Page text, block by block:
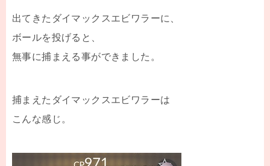
出てきたダイマックスエビワラーに、
ボールを投げると、
無事に捕まえる事ができました。
捕まえたダイマックスエビワラーは
こんな感じ。